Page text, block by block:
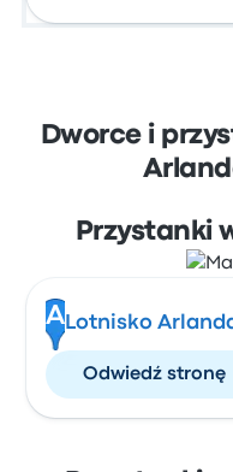
Dworce i
Przystanki
ALotnisko
Odwiedź stronę